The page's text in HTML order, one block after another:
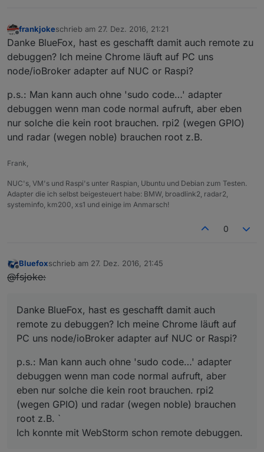
Offline
frankjokeschrieb am 27. Dez. 2016, 21:21
zuletzt editiert von
Danke BlueFox, hast es geschafft damit auch remote zu
debuggen? Ich meine Chrome läuft auf PC uns
node/ioBroker adapter auf NUC or Raspi?
p.s.: Man kann auch ohne 'sudo code…' adapter
debuggen wenn man code normal aufruft, aber eben
nur solche die kein root brauchen. rpi2 (wegen GPIO)
und radar (wegen noble) brauchen root z.B.
Frank,
NUC's, VM's und Raspi's unter Raspian, Ubuntu und Debian zum Testen.
Adapter die ich selbst beigesteuert habe: BMW, broadlink2, radar2,
systeminfo, km200, xs1 und einige im Anmarsch!
0
Offline
Bluefoxschrieb am 27. Dez. 2016, 21:45
zuletzt editiert von
@fsjoke:
Danke BlueFox, hast es geschafft damit auch
remote zu debuggen? Ich meine Chrome läuft auf
PC uns node/ioBroker adapter auf NUC or Raspi?
p.s.: Man kann auch ohne 'sudo code…' adapter
debuggen wenn man code normal aufruft, aber
eben nur solche die kein root brauchen. rpi2
(wegen GPIO) und radar (wegen noble) brauchen
root z.B. `
Ich konnte mit WebStorm schon remote debuggen.